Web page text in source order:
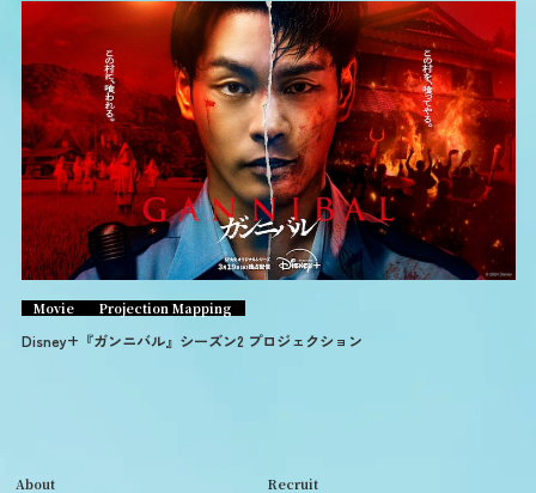
Movie Projection Mapping
Disney+『ガンニバル』シーズン2 プロジェクション
About Recruit